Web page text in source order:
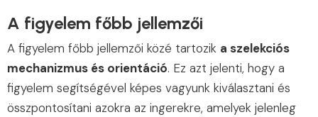
A figyelem főbb jellemzői
A figyelem főbb jellemzői közé tartozik a szelekciós
mechanizmus és orientáció. Ez azt jelenti, hogy a
figyelem segítségével képes vagyunk kiválasztani és
összpontosítani azokra az ingerekre, amelyek jelenleg